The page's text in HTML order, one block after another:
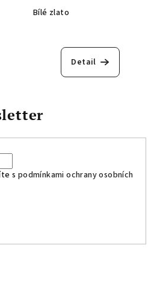
Bílé zlato
Detail
s podmínkami ochrany osobních